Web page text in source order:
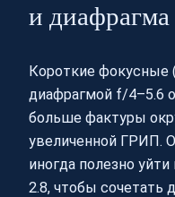
и диафрагма
Короткие фокусные
диафрагмой f/4–5.6
больше фактуры
увеличенной ГРИП.
иногда полезно
2.8, чтобы сочетать